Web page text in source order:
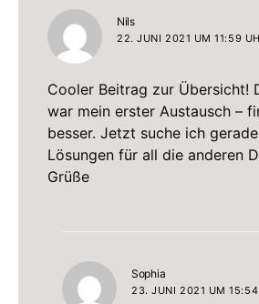
Nilssagt:
22. JUNI 2021 UM 11:59
Cooler Beitrag zur Übersicht!
war mein erster Austausch –
besser. Jetzt suche ich
Lösungen für all die anderen
Grüße
Sophia
23. JUNI 2021 UM 15:54